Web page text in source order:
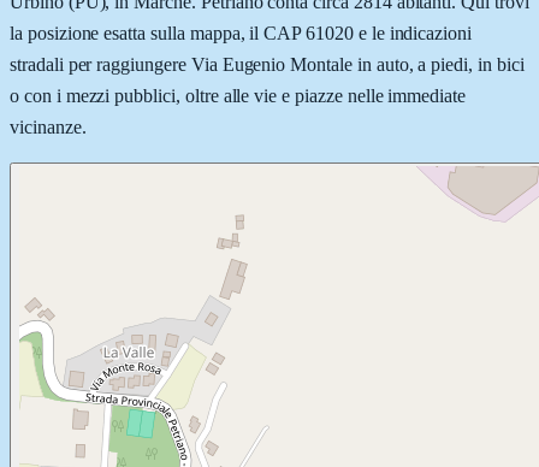
la posizione esatta sulla mappa, il CAP 61020 e le indicazioni
stradali per raggiungere Via Eugenio Montale in auto, a piedi, in bici
o con i mezzi pubblici, oltre alle vie e piazze nelle immediate
vicinanze.